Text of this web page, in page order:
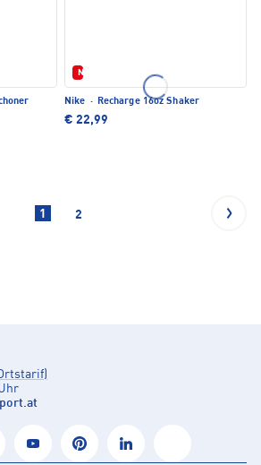
Neu
Nike · Recharge 16oz Shaker
€ 22,99
1 2